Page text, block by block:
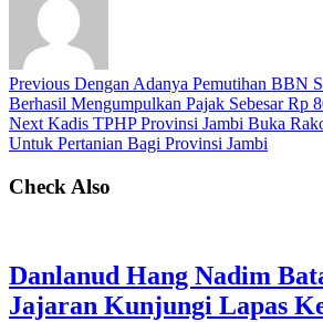
Previous Dengan Adanya Pemutihan BBN
Berhasil Mengumpulkan Pajak Sebesar Rp
Next Kadis TPHP Provinsi Jambi Buka
Untuk Pertanian Bagi Provinsi Jambi
Check Also
Danlanud Hang Nadim
Jajaran Kunjungi Lapas